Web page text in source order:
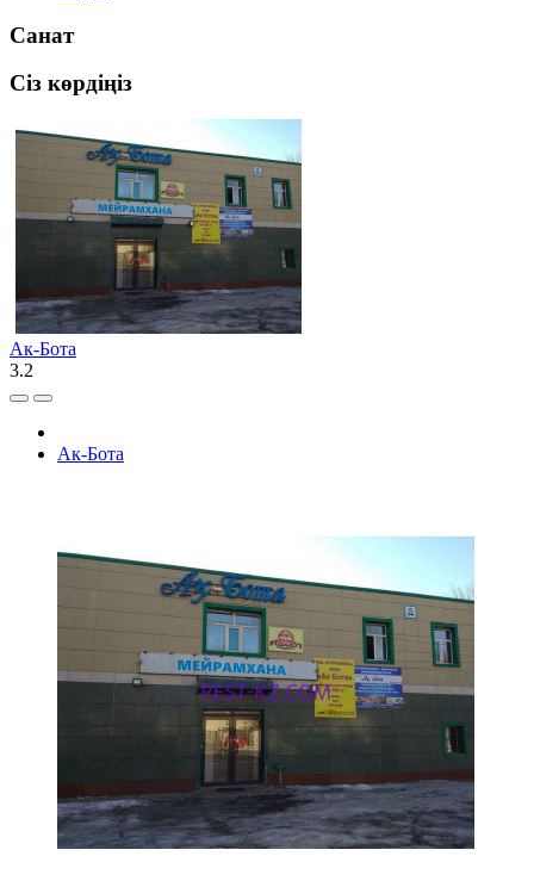
Санат
Сіз көрдіңіз
Ак-Бота
3.2
Ак-Бота